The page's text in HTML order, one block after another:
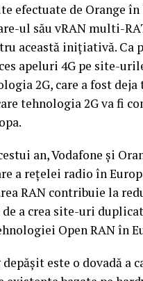
efectuate de Orange
ul său vRAN multi-
această inițiativă.
apeluri 4G pe site-
2G, care a fost
tehnologia 2G va fi
an, Vodafone și
a rețelei radio în
RAN contribuie la
a crea site-uri
Open RAN în
depășit este o dovadă